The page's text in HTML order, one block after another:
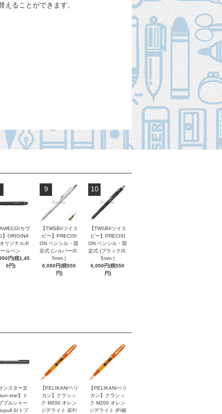
ることができます。
カヴ
】ORIGINA
リジナルボ
ールペン
円(税1,45
0円)
9
【TWSBI/ツイス
ビー】PRECISI
ON ペンシル・固
定式 (シルバー/0.
5mm )
6,050円(税550
円)
10
【TWSBI/ツイス
ビー】PRECISI
ON ペンシル・固
定式 (ブラック/0.
5mm )
6,050円(税550
円)
ンスター文
star】ト
プルシャー
S/トプ
【PELIKAN/ペリ
カン】クラシッ
ク M200 オレン
ジデライト (EF/
【PELIKAN/ペリ
カン】クラシッ
ク M200 オレン
ジデライト (F/細